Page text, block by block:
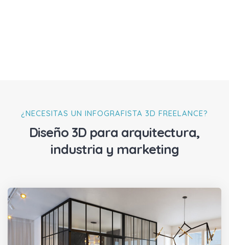
¿NECESITAS UN INFOGRAFISTA 3D FREELANCE?
Diseño 3D para arquitectura,
industria y marketing